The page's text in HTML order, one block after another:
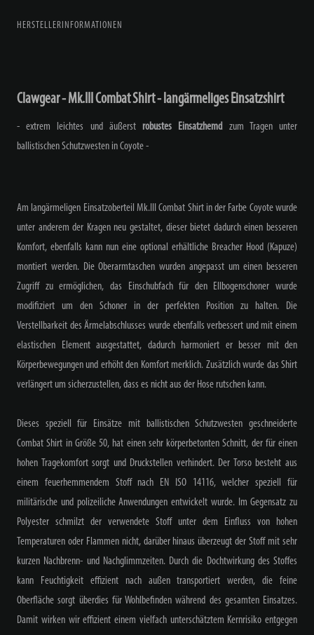
HERSTELLERINFORMATIONEN
Clawgear - Mk.III Combat Shirt - langärmeliges Einsatzshirt
- extrem leichtes und äußerstrobustes Einsatzhemd zum Tragen unter
ballistischen Schutzwesten in Coyote -
Am langärmeligen Einsatzoberteil Mk.III Combat Shirt in der Farbe Coyote wurde
unter anderem der Kragen neu gestaltet, dieser bietet dadurch einen besseren
Komfort, ebenfalls kann nun eine optional erhältliche Breacher Hood (Kapuze)
montiert werden. Die Oberarmtaschen wurden angepasst um einen besseren
Zugriff zu ermöglichen, das Einschubfach für den Ellbogenschoner wurde
modifiziert um den Schoner in der perfekten Position zu halten. Die
Verstellbarkeit des Ärmelabschlusses wurde ebenfalls verbessert und mit einem
elastischen Element ausgestattet, dadurch harmoniert er besser mit den
Körperbewegungen und erhöht den Komfort merklich. Zusätzlich wurde das Shirt
verlängert um sicherzustellen, dass es nicht aus der Hose rutschen kann.
Dieses speziell für Einsätze mit ballistischen Schutzwesten geschneiderte
Combat Shirt in Größe 50, hat einen sehr körperbetonten Schnitt, der für einen
hohen Tragekomfort sorgt und Druckstellen verhindert. Der Torso besteht aus
einem feuerhemmendem Stoff nach EN ISO 14116, welcher speziell für
militärische und polizeiliche Anwendungen entwickelt wurde. Im Gegensatz zu
Polyester schmilzt der verwendete Stoff unter dem Einfluss von hohen
Temperaturen oder Flammen nicht, darüber hinaus überzeugt der Stoff mit sehr
kurzen Nachbrenn- und Nachglimmzeiten. Durch die Dochtwirkung des Stoffes
kann Feuchtigkeit effizient nach außen transportiert werden, die feine
Oberfläche sorgt überdies für Wohlbefinden während des gesamten Einsatzes.
Damit wirken wir effizient einem vielfach unterschätztem Kernrisiko entgegen